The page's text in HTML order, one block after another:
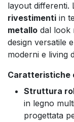
layout differenti.
rivestimenti in
metallo dal look
design versatile
moderni e living
Caratteristiche
Struttura
in legno
progettata